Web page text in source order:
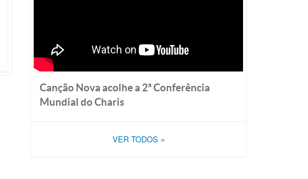
Canção Nova acolhe a 2ª Conferência
Mundial do Charis
VER TODOS »